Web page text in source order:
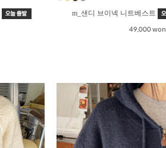
m_샌디 브이넥 니트베스트
49,000 won